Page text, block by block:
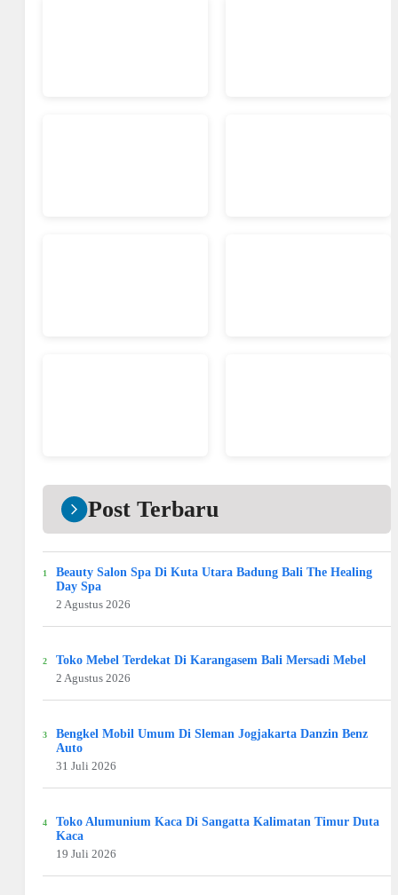
Post Terbaru
Beauty Salon Spa Di Kuta Utara Badung Bali The Healing
Day Spa
2 Agustus 2026
Toko Mebel Terdekat Di Karangasem Bali Mersadi Mebel
2 Agustus 2026
Bengkel Mobil Umum Di Sleman Jogjakarta Danzin Benz
Auto
31 Juli 2026
Toko Alumunium Kaca Di Sangatta Kalimatan Timur Duta
Kaca
19 Juli 2026